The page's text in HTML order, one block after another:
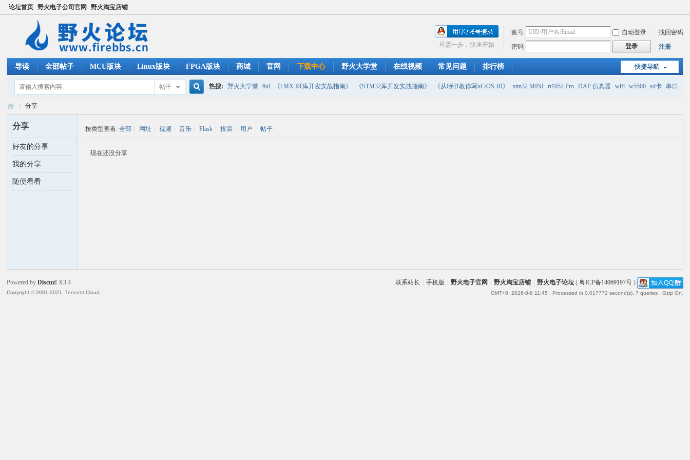
论坛首页 野火电子公司官网 野火淘宝店铺
账号 自动登录
找回密码
密码
登录 注册
只需一步，快速开始
快捷导航
导读 全部帖子 MCU版块 Linux版块 FPGA版块 商城 官网 下载中心 野火大学堂 在线视频 常见问题 排行榜
帖子 热搜: 野火大学堂 6ul 《i.MX RT库开发实战指南》 《STM32库开发实战指南》 《从0到1教你写uC/OS-III》 stm32 MINI rt1052 Pro DAP 仿真器 wifi w5500 sd卡 串口
野 ›
分享
分享
好友的分享
我的分享
随便看看
按类型查看:全部 网址 视频 音乐 Flash 投票 用户 帖子
现在还没分享
联系站长 手机版 野火电子官网 野火淘宝店铺 野火电子论坛( 粤ICP备14069197号)
GMT+8, 2026-8-8 11:45 , Processed in 0.017772 second(s), 7 queries , Gzip On.
Powered byDiscuz! X3.4
Copyright © 2001-2021, Tencent Cloud.